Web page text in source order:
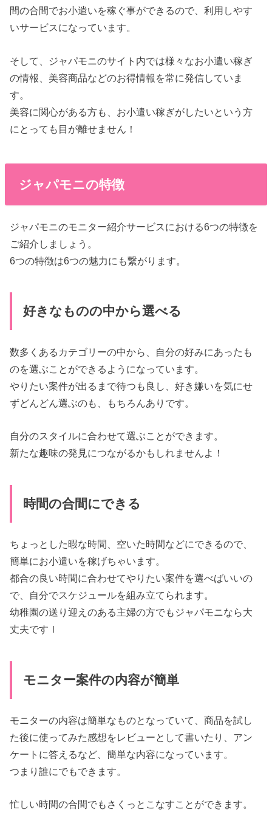
間の合間でお小遣いを稼ぐ事ができるので、利用しやす
いサービスになっています。
そして、ジャパモニのサイト内では様々なお小遣い稼ぎ
の情報、美容商品などのお得情報を常に発信していま
す。
美容に関心がある方も、お小遣い稼ぎがしたいという方
にとっても目が離せません！
ジャパモニの特徴
ジャパモニのモニター紹介サービスにおける6つの特徴を
ご紹介しましょう。
6つの特徴は6つの魅力にも繋がります。
好きなものの中から選べる
数多くあるカテゴリーの中から、自分の好みにあったも
のを選ぶことができるようになっています。
やりたい案件が出るまで待つも良し、好き嫌いを気にせ
ずどんどん選ぶのも、もちろんありです。
自分のスタイルに合わせて選ぶことができます。
新たな趣味の発見につながるかもしれませんよ！
時間の合間にできる
ちょっとした暇な時間、空いた時間などにできるので、
簡単にお小遣いを稼げちゃいます。
都合の良い時間に合わせてやりたい案件を選べばいいの
で、自分でスケジュールを組み立てられます。
幼稚園の送り迎えのある主婦の方でもジャパモニなら大
丈夫ですｌ
モニター案件の内容が簡単
モニターの内容は簡単なものとなっていて、商品を試し
た後に使ってみた感想をレビューとして書いたり、アン
ケートに答えるなど、簡単な内容になっています。
つまり誰にでもできます。
忙しい時間の合間でもさくっとこなすことができます。